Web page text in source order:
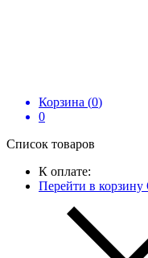
Корзина (0)
0
Список товаров
К оплате:
Перейти в корзину